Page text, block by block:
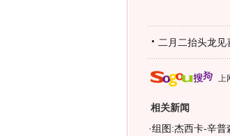
二月二抬头龙见
上
相关新闻
·组图:杰西卡-辛普